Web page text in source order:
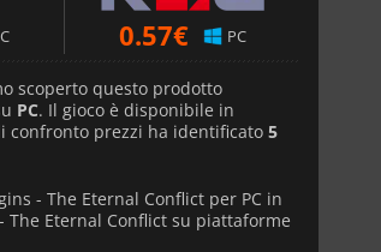
0.57€ PC
scoperto questo prodotto
PC. Il gioco è disponibile in
confronto prezzi ha identificato 5
- The Eternal Conflict per PC in
The Eternal Conflict su piattaforme